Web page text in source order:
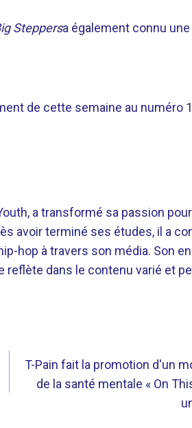
Steppersa également connu
de cette semaine au numéro
a transformé sa passion
avoir terminé ses études, il a
hop à travers son média. Son
dans le contenu varié et
T-Pain fait la promotion d'un
de la santé mentale « On